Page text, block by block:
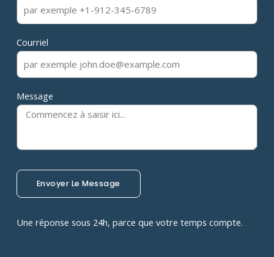
Courriel
Message
Envoyer Le Message
Une réponse sous 24h, parce que votre temps compte.